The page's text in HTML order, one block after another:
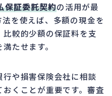
保証委託契約の活用が最
を使えば、多額の現金を
較的少額の保証料を支
たせます。
や損害保険会社に相談
くことが重要です。審査